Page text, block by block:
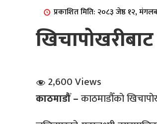
प्रकाशित मिति: २०८३ जेष्ठ १२,
2,600 Views
काठमाडौँ –काठमाडौँको